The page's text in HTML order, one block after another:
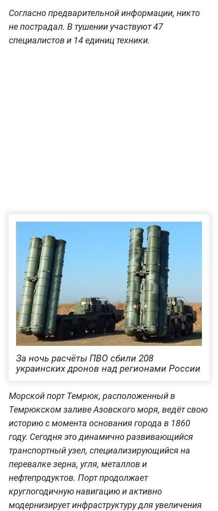
Согласно предварительной информации, никто
не пострадал. В тушении участвуют 47
специалистов и 14 единиц техники.
За ночь расчёты ПВО сбили 208
украинских дронов над регионами России
Морской порт Темрюк, расположенный в
Темрюкском заливе Азовского моря, ведёт свою
историю с момента основания города в 1860
году. Сегодня это динамично развивающийся
транспортный узел, специализирующийся на
перевалке зерна, угля, металлов и
нефтепродуктов. Порт продолжает
круглогодичную навигацию и активно
модернизирует инфраструктуру для увеличения